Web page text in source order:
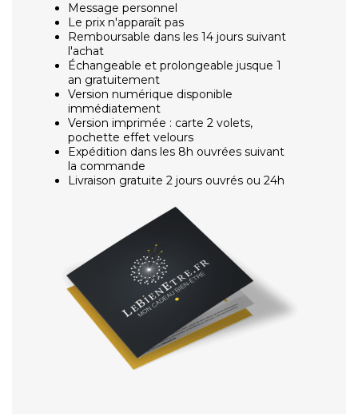
Message personnel
Le prix n'apparaît pas
Remboursable dans les 14 jours suivant
l'achat
Échangeable et prolongeable jusque 1
an gratuitement
Version numérique disponible
immédiatement
Version imprimée : carte 2 volets,
pochette effet velours
Expédition dans les 8h ouvrées suivant
la commande
Livraison gratuite 2 jours ouvrés ou 24h